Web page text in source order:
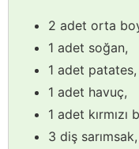
2 adet orta
1 adet soğan,
1 adet patates,
1 adet havuç,
1 adet kırmızı
3 diş sarımsak,